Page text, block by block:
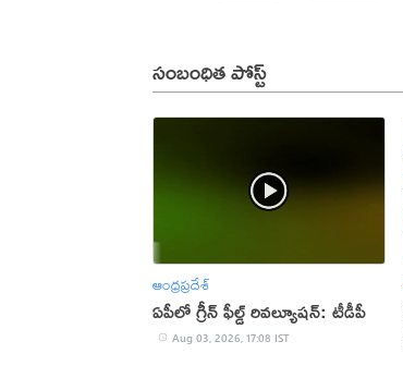
సంబంధిత పోస్ట్
ఆంధ్రప్రదేశ్
ఏపీలో గ్రీన్ ఫీల్డ్ రివల్యూషన్: టీడీపీ
Aug 03, 2026, 17:08 IST